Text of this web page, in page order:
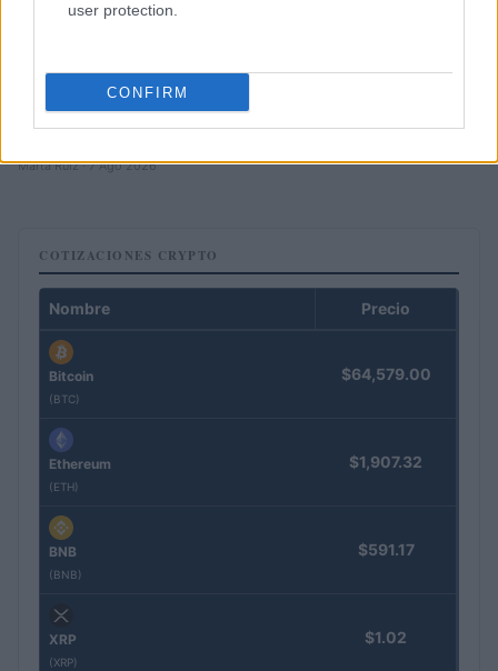
user protection.
CONFIRM
Intervención conjunta de Japón y EE.UU. para frenar la caída
Marta Ruiz · 7 Ago 2026
COTIZACIONES CRYPTO
Nombre Precio
Bitcoin
(BTC)
$64,579.00
Ethereum
(ETH)
$1,907.32
BNB
(BNB)
$591.17
XRP
(XRP)
$1.02